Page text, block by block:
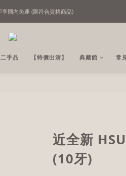
心挑選，只為懂行的你！
國內免運 (限符合資格商品)
心挑選，只為懂行的你！
二手品 【特價出清】 典藏館 常
近全新
(10牙)